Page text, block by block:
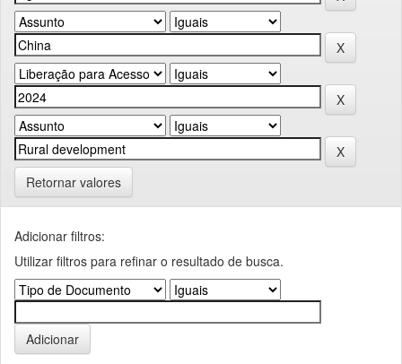
Retornar valores
Adicionar filtros:
Utilizar filtros para refinar o resultado de busca.